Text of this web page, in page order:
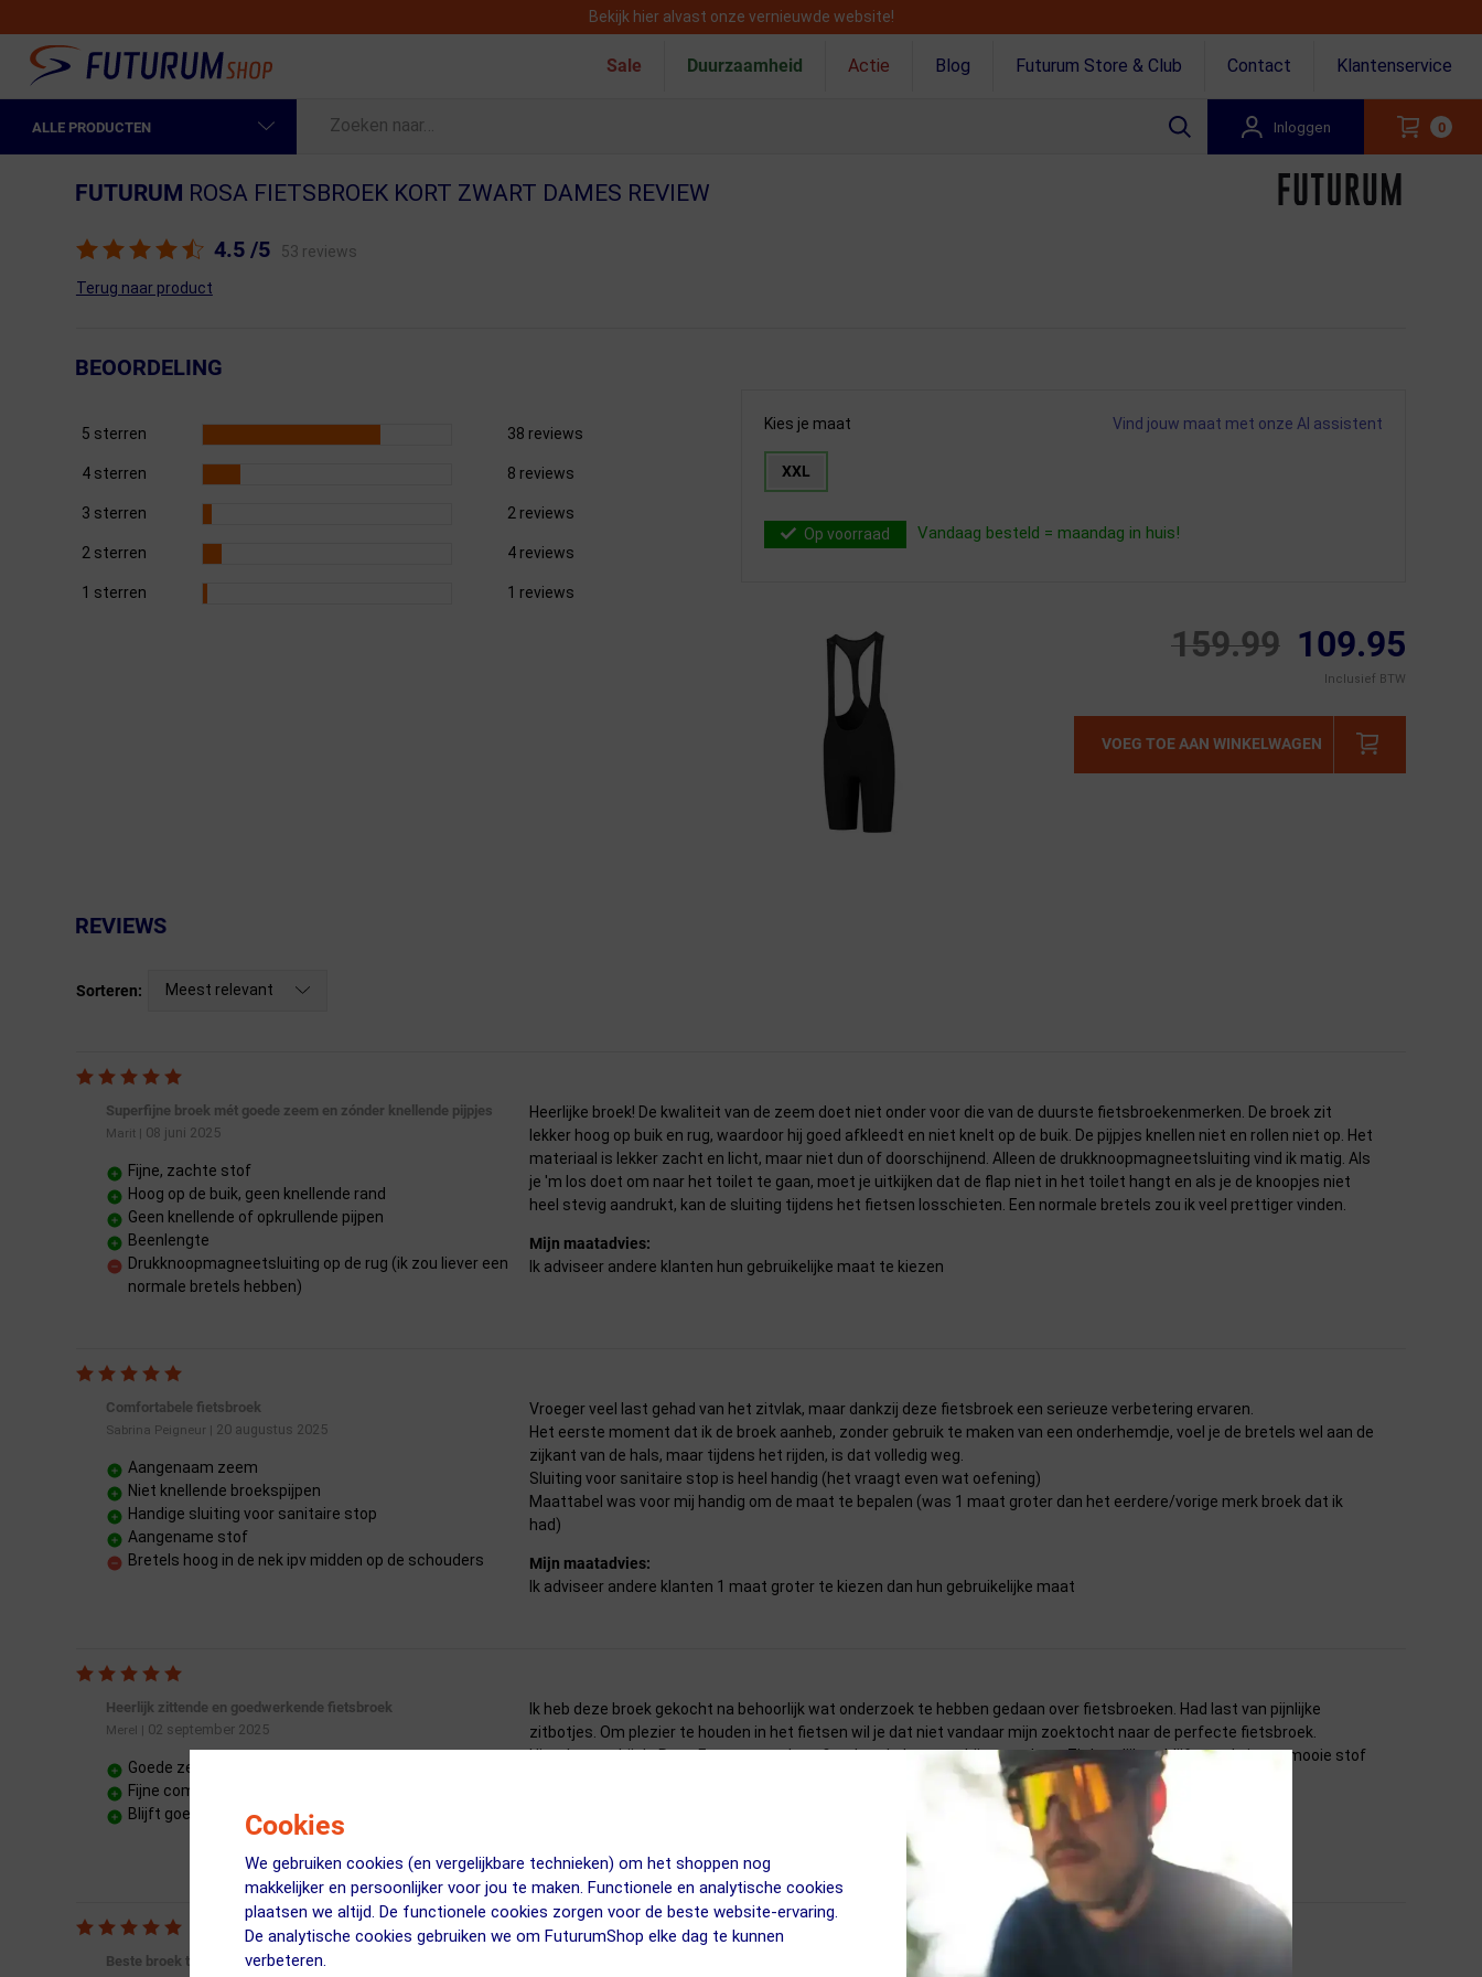
Cookies
We gebruiken cookies (en vergelijkbare technieken) om het shoppen nog
makkelijker en persoonlijker voor jou te maken. Functionele en analytische cookies
plaatsen we altijd. De functionele cookies zorgen voor de beste website-ervaring.
De analytische cookies gebruiken we om FuturumShop elke dag te kunnen
verbeteren.
Bekijk hier alvast onze vernieuwde website!
Sale Duurzaamheid Actie Blog Futurum Store & Club Contact Klantenservice
ALLE PRODUCTEN
Fietsonderhoud
Fietstassen & Rugzakken
Hardlopen
Inloggen 0
FUTURUM ROSA FIETSBROEK KORT ZWART DAMES REVIEW
4.5 /5 53 reviews
Terug naar product
BEOORDELING
5 sterren 38 reviews
4 sterren 8 reviews
3 sterren 2 reviews
2 sterren 4 reviews
1 sterren 1 reviews
Kies je maat Vind jouw maat met onze AI assistent
XXL
Op voorraad Vandaag besteld = maandag in huis!
159.99 109.95
Inclusief BTW
VOEG TOE AAN WINKELWAGEN
REVIEWS
Sorteren: Meest relevant
Superfijne broek mét goede zeem en zónder knellende pijpjes
Marit| 08 juni 2025
Fijne, zachte stof
Hoog op de buik, geen knellende rand
Geen knellende of opkrullende pijpen
Beenlengte
Drukknoopmagneetsluiting op de rug (ik zou liever een
normale bretels hebben)
Heerlijke broek! De kwaliteit van de zeem doet niet onder voor die van de duurste fietsbroekenmerken. De broek zit
lekker hoog op buik en rug, waardoor hij goed afkleedt en niet knelt op de buik. De pijpjes knellen niet en rollen niet op. Het
materiaal is lekker zacht en licht, maar niet dun of doorschijnend. Alleen de drukknoopmagneetsluiting vind ik matig. Als
je 'm los doet om naar het toilet te gaan, moet je uitkijken dat de flap niet in het toilet hangt en als je de knoopjes niet
heel stevig aandrukt, kan de sluiting tijdens het fietsen losschieten. Een normale bretels zou ik veel prettiger vinden.
Mijn maatadvies:
Ik adviseer andere klanten hun gebruikelijke maat te kiezen
Comfortabele fietsbroek
Sabrina Peigneur | 20 augustus 2025
Aangenaam zeem
Niet knellende broekspijpen
Handige sluiting voor sanitaire stop
Aangename stof
Bretels hoog in de nek ipv midden op de schouders
Vroeger veel last gehad van het zitvlak, maar dankzij deze fietsbroek een serieuze verbetering ervaren.
Het eerste moment dat ik de broek aanheb, zonder gebruik te maken van een onderhemdje, voel je de bretels wel aan de
zijkant van de hals, maar tijdens het rijden, is dat volledig weg.
Sluiting voor sanitaire stop is heel handig (het vraagt even wat oefening)
Maattabel was voor mij handig om de maat te bepalen (was 1 maat groter dan het eerdere/vorige merk broek dat ik
had)
Mijn maatadvies:
Ik adviseer andere klanten 1 maat groter te kiezen dan hun gebruikelijke maat
Heerlijk zittende en goedwerkende fietsbroek
Merel | 02 september 2025
Goede zeem
Fijne comfortabele stof
Blijft goed zitten
Ik heb deze broek gekocht na behoorlijk wat onderzoek te hebben gedaan over fietsbroeken. Had last van pijnlijke
zitbotjes. Om plezier te houden in het fietsen wil je dat niet vandaar mijn zoektocht naar de perfecte fietsbroek.
Uitgekomen bij de Rosa Futurum en deze fietsbroek doet wat hij moet doen. Zit heerlijk en blijft goed zitten, mooie stof
en geeft mij voldoende demping om met alle plezier ( en zonder pijn ) te fietsen.
Ik adviseer andere klanten hun gebruikelijke maat te kiezen
Beste broek tot nu toe
Nogal snel last van zadelpijn, maar met deze broek hou ik het langer vol!